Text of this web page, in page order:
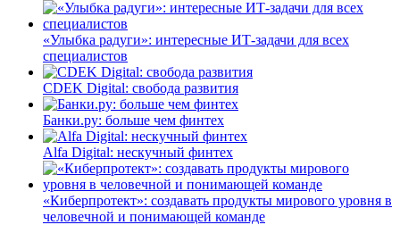
«Улыбка радуги»: интересные ИТ-задачи для всех
специалистов
CDEK Digital: свобода развития
Банки.ру: больше чем финтех
Alfa Digital: нескучный финтех
«Киберпротект»: создавать продукты мирового уровня в
человечной и понимающей команде